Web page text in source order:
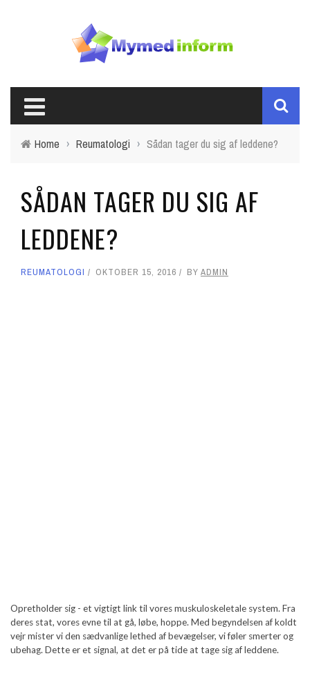
Home › Reumatologi › Sådan tager du sig af leddene?
SÅDAN TAGER DU SIG AF
LEDDENE?
REUMATOLOGI OKTOBER 15, 2016 BY ADMIN
Opretholder sig - et vigtigt link til vores muskuloskeletale system. Fra
deres stat, vores evne til at gå, løbe, hoppe. Med begyndelsen af ​​koldt
vejr mister vi den sædvanlige lethed af bevægelser, vi føler smerter og
ubehag. Dette er et signal, at det er på tide at tage sig af leddene.